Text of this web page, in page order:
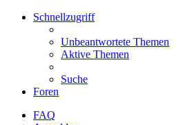
Schnellzugriff
Unbeantwortete Themen
Aktive Themen
Suche
Foren
FAQ